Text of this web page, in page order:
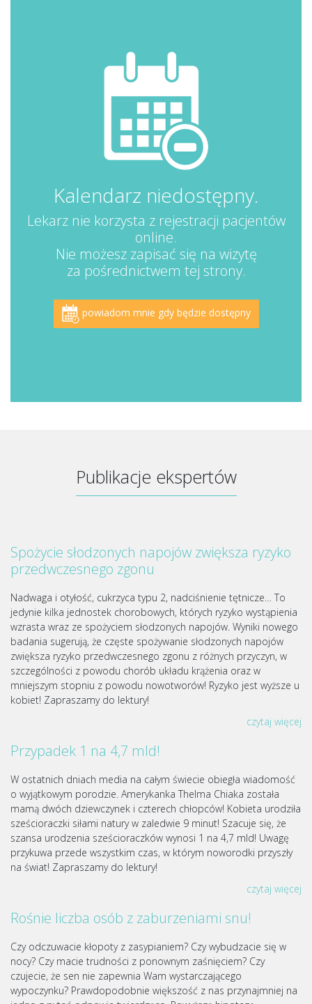
Kalendarz niedostępny.
Lekarz nie korzysta z rejestracji pacjentów
online.
Nie możesz zapisać się na wizytę
za pośrednictwem tej strony.
powiadom mnie gdy będzie dostępny
Publikacje ekspertów
Spożycie słodzonych napojów zwiększa ryzyko
przedwczesnego zgonu
Nadwaga i otyłość, cukrzyca typu 2, nadciśnienie tętnicze… To
jedynie kilka jednostek chorobowych, których ryzyko wystąpienia
wzrasta wraz ze spożyciem słodzonych napojów. Wyniki nowego
badania sugerują, że częste spożywanie słodzonych napojów
zwiększa ryzyko przedwczesnego zgonu z różnych przyczyn, w
szczególności z powodu chorób układu krążenia oraz w
mniejszym stopniu z powodu nowotworów! Ryzyko jest wyższe u
kobiet! Zapraszamy do lektury!
czytaj więcej
Przypadek 1 na 4,7 mld!
W ostatnich dniach media na całym świecie obiegła wiadomość
o wyjątkowym porodzie. Amerykanka Thelma Chiaka została
mamą dwóch dziewczynek i czterech chłopców! Kobieta urodziła
sześcioraczki siłami natury w zaledwie 9 minut! Szacuje się, że
szansa urodzenia sześcioraczków wynosi 1 na 4,7 mld! Uwagę
przykuwa przede wszystkim czas, w którym noworodki przyszły
na świat! Zapraszamy do lektury!
czytaj więcej
Rośnie liczba osób z zaburzeniami snu!
Czy odczuwacie kłopoty z zasypianiem? Czy wybudzacie się w
nocy? Czy macie trudności z ponownym zaśnięciem? Czy
czujecie, że sen nie zapewnia Wam wystarczającego
wypoczynku? Prawdopodobnie większość z nas przynajmniej na